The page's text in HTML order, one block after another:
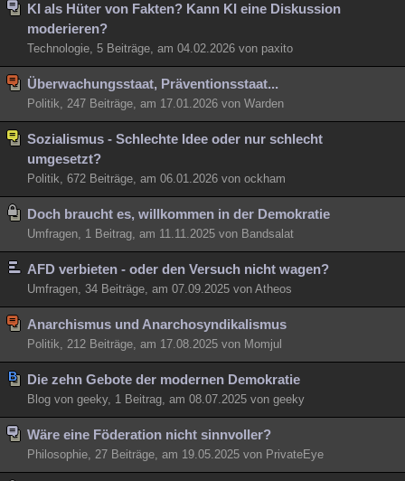
Lesenswert Schlüsselwörter
KI als Hüter von Fakten? Kann KI eine Diskussion
moderieren?
Technologie, 5 Beiträge, am 04.02.2026 von paxito
Überwachungsstaat, Präventionsstaat...
Politik, 247 Beiträge, am 17.01.2026 von Warden
Sozialismus - Schlechte Idee oder nur schlecht
umgesetzt?
Politik, 672 Beiträge, am 06.01.2026 von ockham
Doch braucht es, willkommen in der Demokratie
Umfragen, 1 Beitrag, am 11.11.2025 von Bandsalat
AFD verbieten - oder den Versuch nicht wagen?
Umfragen, 34 Beiträge, am 07.09.2025 von Atheos
Anarchismus und Anarchosyndikalismus
Politik, 212 Beiträge, am 17.08.2025 von Momjul
Die zehn Gebote der modernen Demokratie
Blog von geeky, 1 Beitrag, am 08.07.2025 von geeky
Wäre eine Föderation nicht sinnvoller?
Philosophie, 27 Beiträge, am 19.05.2025 von PrivateEye